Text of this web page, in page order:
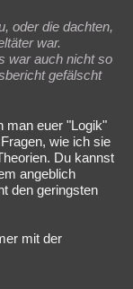
oder die dachten,
war.
war auch nicht so
gefälscht
man euer "Logik"
wie ich sie
Du kannst
angeblich
den geringsten
mit der